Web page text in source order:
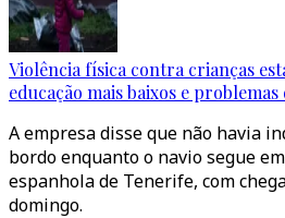
Violência física contra crianças
educação mais baixos e
A empresa disse que não havia
bordo enquanto o navio segue
espanhola de Tenerife, com
domingo.